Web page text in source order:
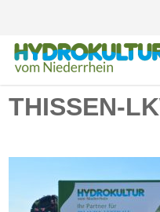
THISSEN-